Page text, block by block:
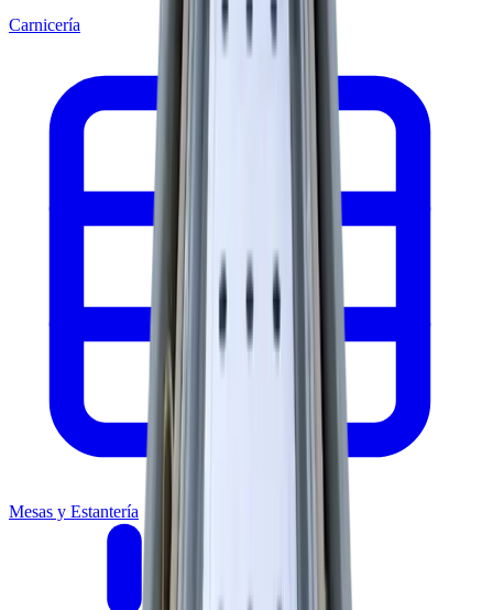
Carnicería
Mesas y Estantería